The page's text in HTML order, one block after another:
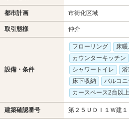
都市計画 市街化区域
取引態様 仲介
設備・条件
フローリング 床
カウンターキッチン
シャワートイレ
床下収納
バルコニ
カースペース2台以上
建築確認番号 第２５ＵＤＩ１Ｗ建